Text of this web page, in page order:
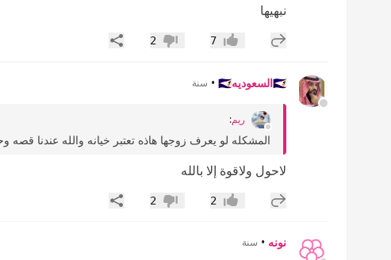
نبهيها
إضافة رد جديد
إعجاب 7 عدم إعجاب
2 مشاركة
🇸🇦السعوديه🇸🇦 • سنة
ريم:
المشكله لو يعرف زوجها هاذه تعتبر خيانه والله
لاحول ولاقوة إلا بالله
إضافة رد جديد
إعجاب2 عدم إعجاب
2 مشاركة
نونه • سنة